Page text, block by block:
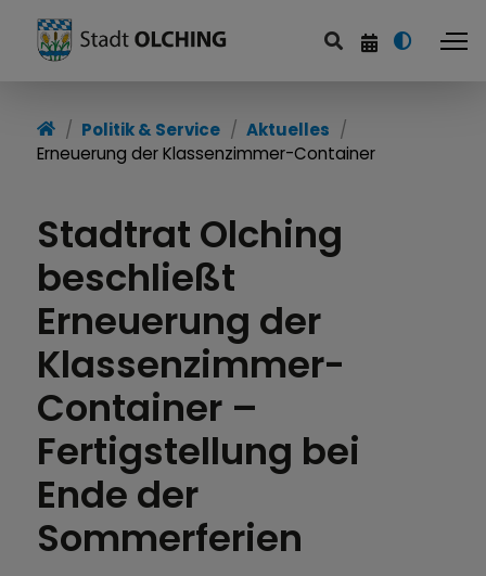
Politik & Service
Aktuelles
Erneuerung der Klassenzimmer-Container
Stadtrat Olching
beschließt
Erneuerung der
Klassenzimmer-
Container –
Fertigstellung bei
Ende der
Sommerferien